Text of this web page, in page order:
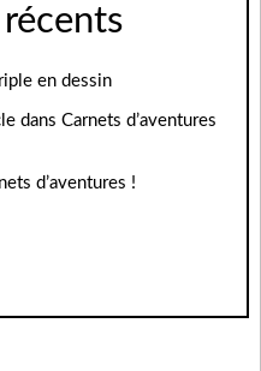
en dessin
dans Carnets d’aventures
d’aventures !